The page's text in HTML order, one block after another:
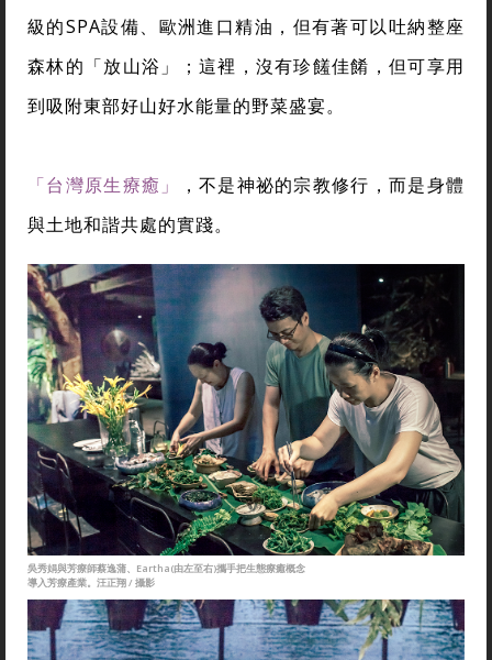
級的SPA設備、歐洲進口精油，但有著可以吐納整座
森林的「放山浴」；這裡，沒有珍饈佳餚，但可享用
到吸附東部好山好水能量的野菜盛宴。
「台灣原生療癒」
，不是神祕的宗教修行，而是身體
與土地和諧共處的實踐。
吳秀娟與芳療師蔡逸蒲、Eartha(由左至右)攜手把生態療癒概念
導入芳療產業。汪正翔 / 攝影